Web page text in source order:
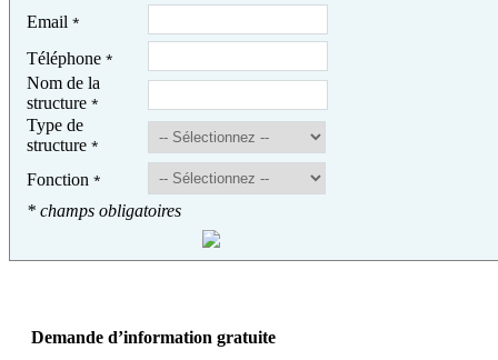
Email *
Téléphone *
Nom de la
structure *
Type de
structure *
Fonction *
* champs obligatoires
Demande d’information gratuite